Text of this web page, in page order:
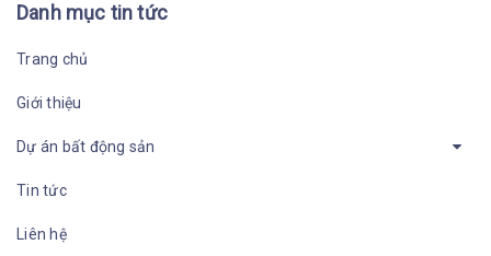
Danh mục tin tức
Trang chủ
Giới thiệu
Dự án bất động sản
Tin tức
Liên hệ